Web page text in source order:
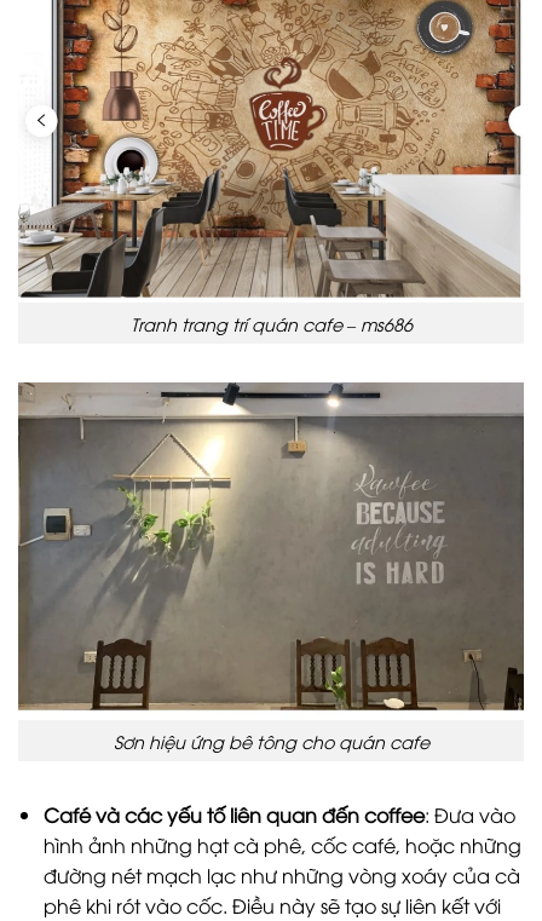
Tranh trang trí quán cafe – ms686
Sơn hiệu ứng bê tông cho quán cafe
Café và các yếu tố liên quan đến coffee: Đưa vào
hình ảnh những hạt cà phê, cốc café, hoặc những
đường nét mạch lạc như những vòng xoáy của cà
phê khi rót vào cốc. Điều này sẽ tạo sự liên kết với